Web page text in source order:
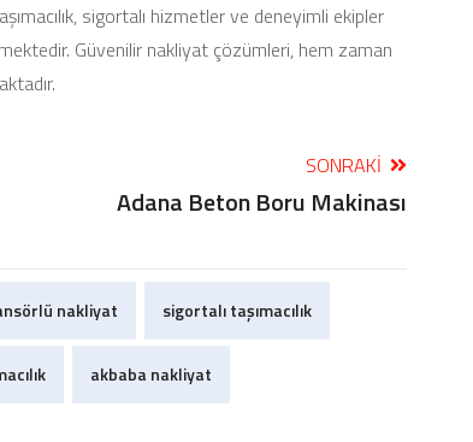
sigortalı hizmetler ve deneyimli ekipler
Güvenilir nakliyat çözümleri, hem zaman
SONRAKI
Adana Beton Boru Makinası
nakliyat sigortalı taşımacılık
akbaba nakliyat